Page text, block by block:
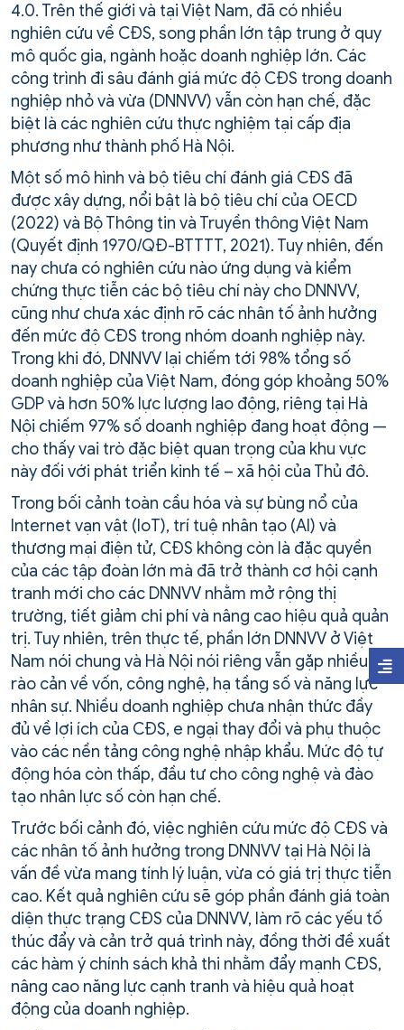
4.0. Trên thế giới và tại Việt Nam, đã có nhiều
nghiên cứu về CĐS, song phần lớn tập trung ở quy
mô quốc gia, ngành hoặc doanh nghiệp lớn. Các
công trình đi sâu đánh giá mức độ CĐS trong doanh
nghiệp nhỏ và vừa (DNNVV) vẫn còn hạn chế, đặc
biệt là các nghiên cứu thực nghiệm tại cấp địa
phương như thành phố Hà Nội.
Một số mô hình và bộ tiêu chí đánh giá CĐS đã
được xây dựng, nổi bật là bộ tiêu chí của OECD
(2022) và Bộ Thông tin và Truyền thông Việt Nam
(Quyết định 1970/QĐ-BTTTT, 2021). Tuy nhiên, đến
nay chưa có nghiên cứu nào ứng dụng và kiểm
chứng thực tiễn các bộ tiêu chí này cho DNNVV,
cũng như chưa xác định rõ các nhân tố ảnh hưởng
đến mức độ CĐS trong nhóm doanh nghiệp này.
Trong khi đó, DNNVV lại chiếm tới 98% tổng số
doanh nghiệp của Việt Nam, đóng góp khoảng 50%
GDP và hơn 50% lực lượng lao động, riêng tại Hà
Nội chiếm 97% số doanh nghiệp đang hoạt động —
cho thấy vai trò đặc biệt quan trọng của khu vực
này đối với phát triển kinh tế – xã hội của Thủ đô.
Trong bối cảnh toàn cầu hóa và sự bùng nổ của
Internet vạn vật (IoT), trí tuệ nhân tạo (AI) và
thương mại điện tử, CĐS không còn là đặc quyền
của các tập đoàn lớn mà đã trở thành cơ hội cạnh
tranh mới cho các DNNVV nhằm mở rộng thị
trường, tiết giảm chi phí và nâng cao hiệu quả quản
trị. Tuy nhiên, trên thực tế, phần lớn DNNVV ở Việt
Nam nói chung và Hà Nội nói riêng vẫn gặp nhiều
rào cản về vốn, công nghệ, hạ tầng số và năng lực
nhân sự. Nhiều doanh nghiệp chưa nhận thức đầy
đủ về lợi ích của CĐS, e ngại thay đổi và phụ thuộc
vào các nền tảng công nghệ nhập khẩu. Mức độ tự
động hóa còn thấp, đầu tư cho công nghệ và đào
tạo nhân lực số còn hạn chế.
Trước bối cảnh đó, việc nghiên cứu mức độ CĐS và
các nhân tố ảnh hưởng trong DNNVV tại Hà Nội là
vấn đề vừa mang tính lý luận, vừa có giá trị thực tiễn
cao. Kết quả nghiên cứu sẽ góp phần đánh giá toàn
diện thực trạng CĐS của DNNVV, làm rõ các yếu tố
thúc đẩy và cản trở quá trình này, đồng thời đề xuất
các hàm ý chính sách khả thi nhằm đẩy mạnh CĐS,
nâng cao năng lực cạnh tranh và hiệu quả hoạt
động của doanh nghiệp.